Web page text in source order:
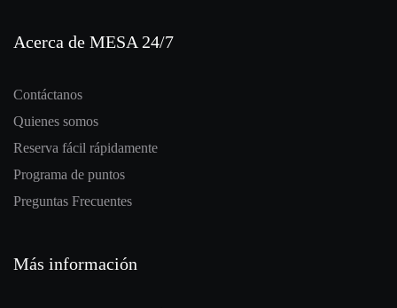
Acerca de MESA 24/7
Contáctanos
Quienes somos
Reserva fácil rápidamente
Programa de puntos
Preguntas Frecuentes
Más información